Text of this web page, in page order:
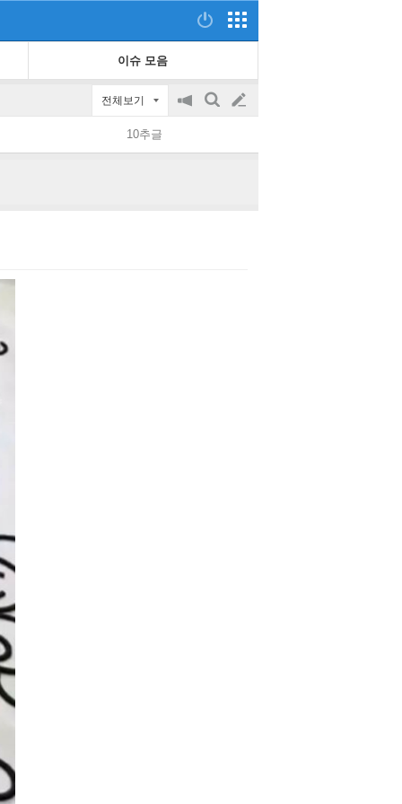
이슈 모음
전체보기
공
on/off
검
글
쓰
10추글